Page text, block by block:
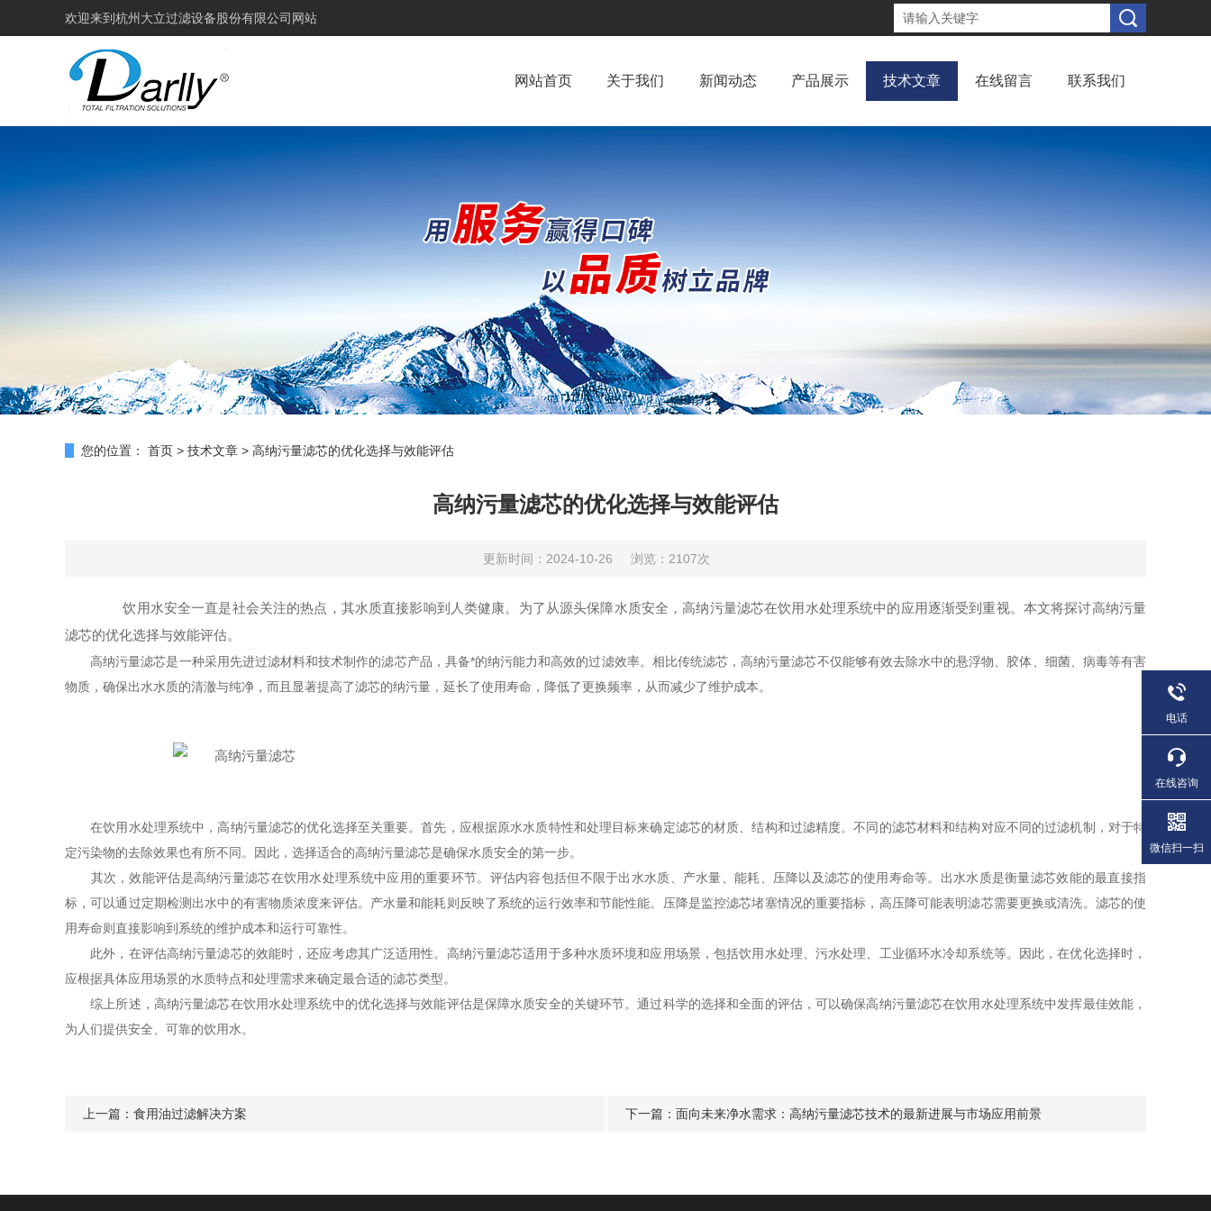
欢迎来到 杭州大立过滤设备股份有限公司网站
网站首页 关于我们 新闻动态 产品展示 技术文章 在线留言 联系我们
您的位置： 首页 > 技术文章 > 高纳污量滤芯的优化选择与效能评估
高纳污量滤芯的优化选择与效能评估
更新时间：2024-10-26 浏览：2107次
饮用水安全一直是社会关注的热点，其水质直接影响到人类健康。为了从源头保障水质安全，高纳污量滤芯在饮用水处理系统中的应用逐渐受到重视。本文将探讨高纳污量
滤芯的优化选择与效能评估。
高纳污量滤芯是一种采用先进过滤材料和技术制作的滤芯产品，具备*的纳污能力和高效的过滤效率。相比传统滤芯，高纳污量滤芯不仅能够有效去除水中的悬浮物、胶体、细菌、病毒等有害
物质，确保出水水质的清澈与纯净，而且显著提高了滤芯的纳污量，延长了使用寿命，降低了更换频率，从而减少了维护成本。
在饮用水处理系统中，高纳污量滤芯的优化选择至关重要。首先，应根据原水水质特性和处理目标来确定滤芯的材质、结构和过滤精度。不同的滤芯材料和结构对应不同的过滤机制，对于特
定污染物的去除效果也有所不同。因此，选择适合的高纳污量滤芯是确保水质安全的第一步。
其次，效能评估是高纳污量滤芯在饮用水处理系统中应用的重要环节。评估内容包括但不限于出水水质、产水量、能耗、压降以及滤芯的使用寿命等。出水水质是衡量滤芯效能的最直接指
标，可以通过定期检测出水中的有害物质浓度来评估。产水量和能耗则反映了系统的运行效率和节能性能。压降是监控滤芯堵塞情况的重要指标，高压降可能表明滤芯需要更换或清洗。滤芯的使
用寿命则直接影响到系统的维护成本和运行可靠性。
此外，在评估高纳污量滤芯的效能时，还应考虑其广泛适用性。高纳污量滤芯适用于多种水质环境和应用场景，包括饮用水处理、污水处理、工业循环水冷却系统等。因此，在优化选择时，
应根据具体应用场景的水质特点和处理需求来确定最合适的滤芯类型。
综上所述，高纳污量滤芯在饮用水处理系统中的优化选择与效能评估是保障水质安全的关键环节。通过科学的选择和全面的评估，可以确保高纳污量滤芯在饮用水处理系统中发挥最佳效能，
为人们提供安全、可靠的饮用水。
上一篇： 食用油过滤解决方案 下一篇： 面向未来净水需求：高纳污量滤芯技术的最新进展与市场应用前景
电话
在线咨询
微信扫一扫